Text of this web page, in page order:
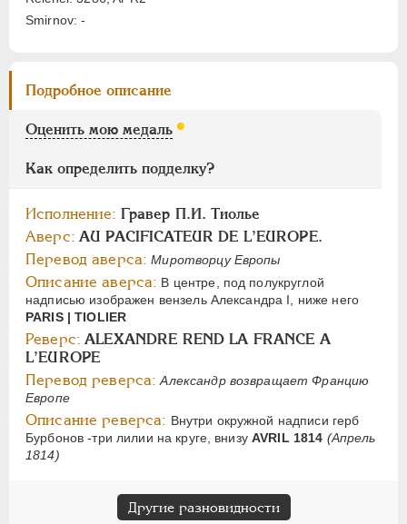
Smirnov: -
Подробное описание
Оценить мою медаль
Как определить подделку?
Исполнение: Гравер П.И. Тиолье
Аверс: AU PACIFICATEUR DE L’EUROPE.
Перевод аверса: Миротворцу Европы
Описание аверса: В центре, под полукруглой
надписью изображен вензель Александра I, ниже него
PARIS | TIOLIER
Реверс: ALEXANDRE REND LA FRANCE A
L’EUROPE
Перевод реверса: Александр возвращает Францию
Европе
Описание реверса: Внутри окружной надписи герб
Бурбонов -три лилии на круге, внизуAVRIL 1814 (Апрель
1814)
Другие разновидности
Цифры
НИКОЛАЙ I 1826-1855
АЛЕКСАНДР II
1855-1881
НИКОЛАЙ II 1894-1917